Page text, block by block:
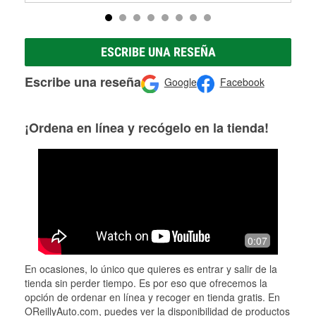
ESCRIBE UNA RESEÑA
Escribe una reseña Google Facebook
¡Ordena en línea y recógelo en la tienda!
0:07
En ocasiones, lo único que quieres es entrar y salir de la
tienda sin perder tiempo. Es por eso que ofrecemos la
opción de ordenar en línea y recoger en tienda gratis. En
OReillyAuto.com, puedes ver la disponibilidad de productos